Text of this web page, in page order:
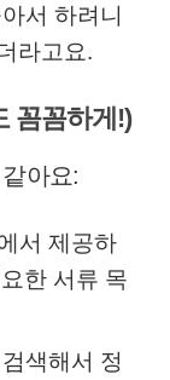
서 하려니
라고요.
꼼꼼하게!)
아요:
서 제공하
한 서류 목
색해서 정